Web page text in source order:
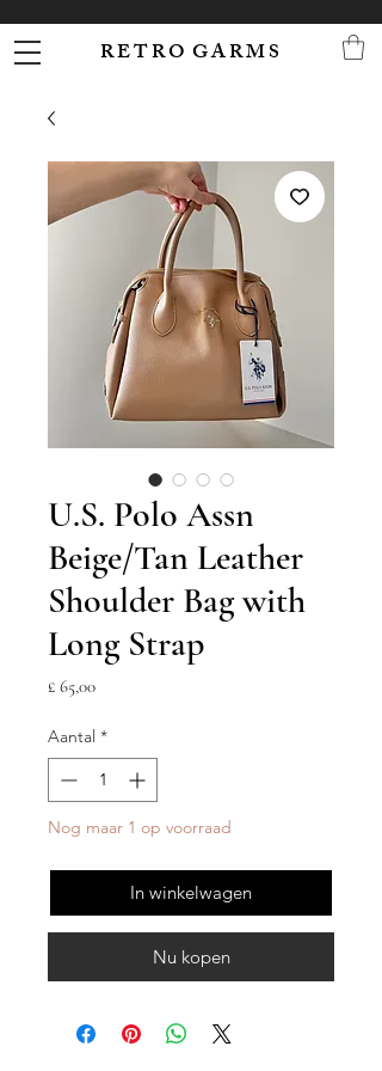
R E T R O G A R M S
U.S. Polo Assn
Beige/Tan Leather
Shoulder Bag with
Long Strap
£ 65,00Prijs
Aantal *
Nog maar 1 op voorraad
In winkelwagen
Nu kopen